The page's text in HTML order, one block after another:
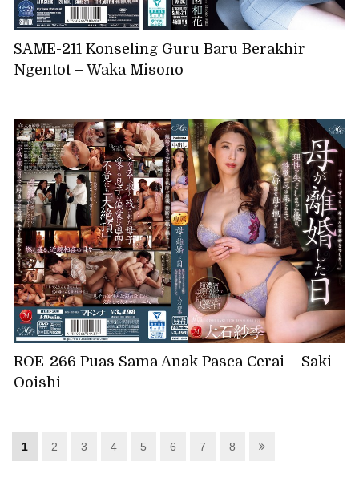
SAME-211 Konseling Guru Baru Berakhir
Ngentot – Waka Misono
ROE-266 Puas Sama Anak Pasca Cerai – Saki
Ooishi
1 2 3 4 5 6 7 8